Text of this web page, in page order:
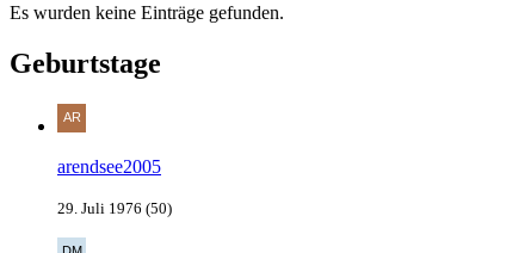
Es wurden keine Einträge gefunden.
Geburtstage
arendsee2005
29. Juli 1976 (50)